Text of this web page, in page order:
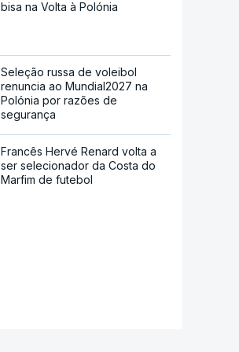
bisa na Volta à Polónia
Seleção russa de voleibol
renuncia ao Mundial2027 na
Polónia por razões de
segurança
Francês Hervé Renard volta a
ser selecionador da Costa do
Marfim de futebol